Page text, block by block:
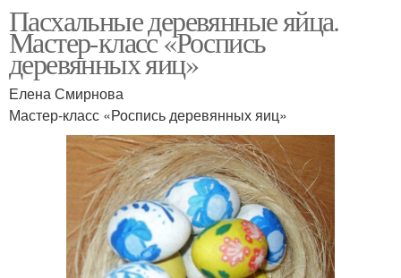
Пасхальные деревянные яйца.
Мастер-класс «Роспись
деревянных яиц»
Елена Смирнова
Мастер-класс «Роспись деревянных яиц»